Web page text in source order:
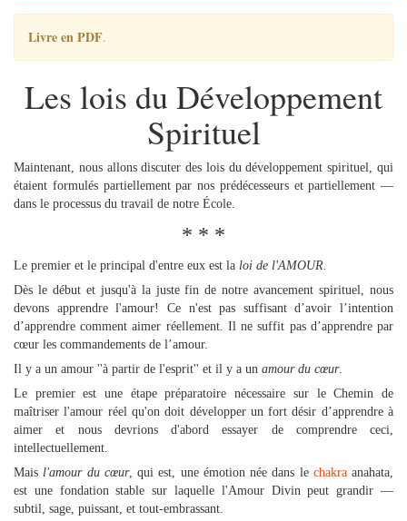
Livre en PDF.
Les lois du Développement
Spirituel
Maintenant, nous allons discuter des lois du développement spirituel, qui
étaient formulés partiellement par nos prédécesseurs et partiellement —
dans le processus du travail de notre École.
* * *
Le premier et le principal d'entre eux est la loi de l'AMOUR.
Dès le début et jusqu'à la juste fin de notre avancement spirituel, nous
devons apprendre l'amour! Ce n'est pas suffisant d’avoir l’intention
d’apprendre comment aimer réellement. Il ne suffit pas d’apprendre par
cœur les commandements de l’amour.
Il y a un amour ''à partir de l'esprit'' et il y a un amour du cœur.
Le premier est une étape préparatoire nécessaire sur le Chemin de
maîtriser l'amour réel qu'on doit développer un fort désir d’apprendre à
aimer et nous devrions d'abord essayer de comprendre ceci,
intellectuellement.
Maisl'amour du cœur, qui est, une émotion née dans le chakraanahata,
est une fondation stable sur laquelle l'Amour Divin peut grandir —
subtil, sage, puissant, et tout-embrassant.